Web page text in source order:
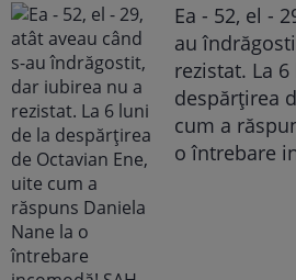
Ea - 52, el -
au
rezistat. La
despărțirea
cum a
o întrebare